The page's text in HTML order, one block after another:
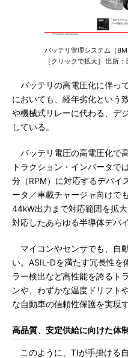
バッテリ管理システム（
［クリックで拡大］ 出所
バッテリの高電圧化に伴っ
においても、経年劣化という
や機械式リレーに代わる、デ
している。
バッテリ電圧の高電圧化で
トラクション・インバータで
分（RPM）に対応するデバイ
ータ／車載チャージャ向けで
44kW出力まで対応範囲を拡
対応したあらゆる半導体デバ
マイコンやセンサでも、自
い。ASIL-Dを満たす冗長性を
ラー検出など高性能を誇るト
ンや、わずかな温度ドリフト
な自動車の信頼性保護を実現
高品質、安定供給に向けた体
このように、TIが手掛ける